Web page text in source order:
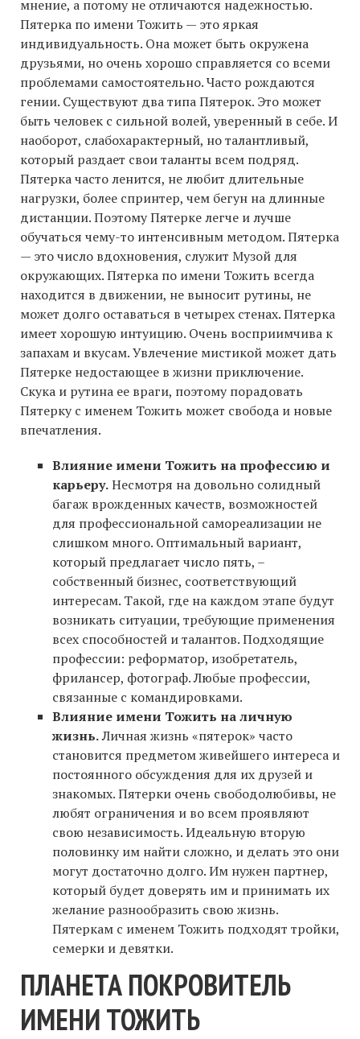
мнение, а потому не отличаются надежностью.
Пятерка по имени Тожить — это яркая
индивидуальность. Она может быть окружена
друзьями, но очень хорошо справляется со всеми
проблемами самостоятельно. Часто рождаются
гении. Существуют два типа Пятерок. Это может
быть человек с сильной волей, уверенный в себе. И
наоборот, слабохарактерный, но талантливый,
который раздает свои таланты всем подряд.
Пятерка часто ленится, не любит длительные
нагрузки, более спринтер, чем бегун на длинные
дистанции. Поэтому Пятерке легче и лучше
обучаться чему-то интенсивным методом. Пятерка
— это число вдохновения, служит Музой для
окружающих. Пятерка по имени Тожить всегда
находится в движении, не выносит рутины, не
может долго оставаться в четырех стенах. Пятерка
имеет хорошую интуицию. Очень восприимчива к
запахам и вкусам. Увлечение мистикой может дать
Пятерке недостающее в жизни приключение.
Скука и рутина ее враги, поэтому порадовать
Пятерку с именем Тожить может свобода и новые
впечатления.
Влияние имени Тожить на профессию и
карьеру.Несмотря на довольно солидный
багаж врожденных качеств, возможностей
для профессиональной самореализации не
слишком много. Оптимальный вариант,
который предлагает число пять, –
собственный бизнес, соответствующий
интересам. Такой, где на каждом этапе будут
возникать ситуации, требующие применения
всех способностей и талантов. Подходящие
профессии: реформатор, изобретатель,
фрилансер, фотограф. Любые профессии,
связанные с командировками.
Влияние имени Тожить на личную
жизнь.Личная жизнь «пятерок» часто
становится предметом живейшего интереса и
постоянного обсуждения для их друзей и
знакомых. Пятерки очень свободолюбивы, не
любят ограничения и во всем проявляют
свою независимость. Идеальную вторую
половинку им найти сложно, и делать это они
могут достаточно долго. Им нужен партнер,
который будет доверять им и принимать их
желание разнообразить свою жизнь.
Пятеркам с именем Тожить подходят тройки,
семерки и девятки.
ПЛАНЕТА ПОКРОВИТЕЛЬ
ИМЕНИ ТОЖИТЬ